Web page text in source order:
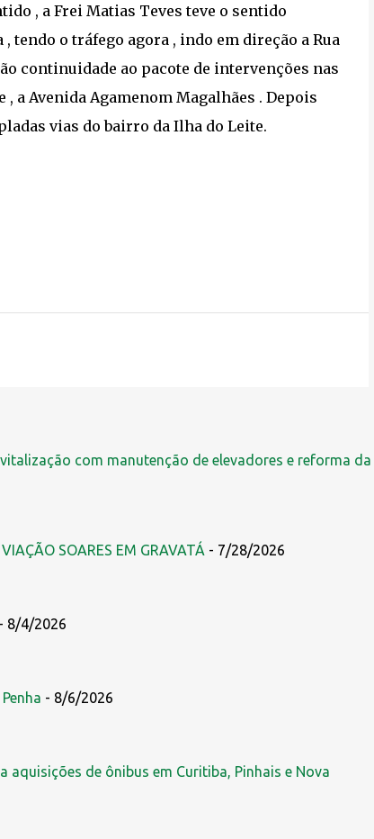
, a Frei Matias Teves teve o sentido
tendo o tráfego agora , indo em direção a Rua
continuidade ao pacote de intervenções nas
Avenida Agamenom Magalhães . Depois
vias do bairro da Ilha do Leite.
com manutenção de elevadores e reforma da
SOARES EM GRAVATÁ - 7/28/2026
- 8/4/2026
- 8/6/2026
de ônibus em Curitiba, Pinhais e Nova